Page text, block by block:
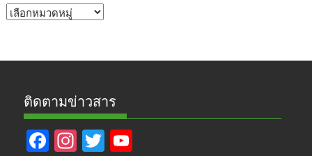
หัวข้อ
ติดตามข่าวสาร
F In T